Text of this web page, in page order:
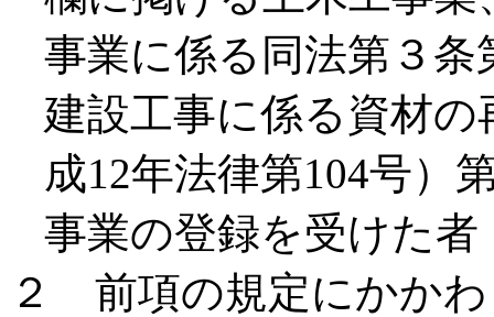
事業に係る同法第３
建設工事に係る資材
成12年法律第104号）
事業の登録を受けた者
２ 前項の規定にかか